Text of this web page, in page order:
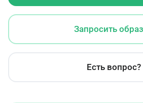
Запросить
Есть вопрос?